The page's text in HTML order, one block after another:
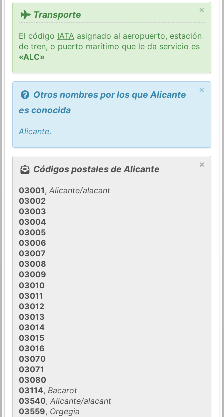
×
Transporte
El código IATA asignado al aeropuerto, estación
de tren, o puerto marítimo que le da servicio es
«ALC»
×
Otros nombres por los que Alicante
es conocida
Alicante.
×
Códigos postales de Alicante
03001,Alicante/alacant
03002
03003
03004
03005
03006
03007
03008
03009
03010
03011
03012
03013
03014
03015
03016
03070
03071
03080
03114, Bacarot
03540,Alicante/alacant
03559, Orgegia